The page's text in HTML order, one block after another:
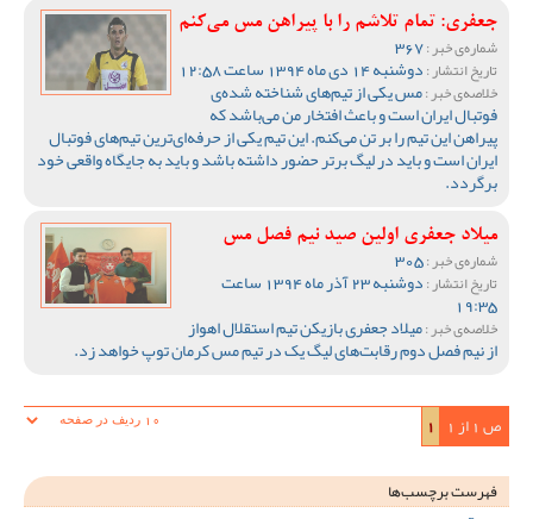
جعفری: تمام تلاشم را با پیراهن مس می‌کنم
شماره‌ی خبر :
تاریخ انتشار :دوشنبه 14 دی ماه 1394 ساعت 12:58
خلاصه‌ی خبر :مس یکی از تیم‌های شناخته شده‌ی
فوتبال ایران است و باعث افتخار من می‌باشد که
پیراهن این تیم را بر تن می‌کنم. این تیم یکی از حرفه‌ای‌ترین تیم‌های فوتبال
ایران است و باید در لیگ برتر حضور داشته باشد و باید به جایگاه واقعی خود
برگردد.
میلاد جعفری اولین صید نیم فصل مس
شماره‌ی خبر :
تاریخ انتشار : دوشنبه 23 آذر ماه 1394 ساعت
19:35
خلاصه‌ی خبر :میلاد جعفری بازیکن تیم استقلال اهواز
از نیم فصل دوم رقابت‌های لیگ یک در تیم مس کرمان توپ خواهد زد.
ص 1 از 1 1
فهرست برچسب‌ها